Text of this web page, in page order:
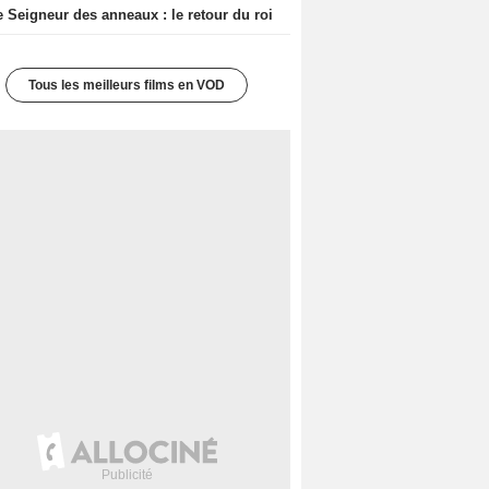
Seigneur des anneaux : le retour du roi
Tous les meilleurs films en VOD